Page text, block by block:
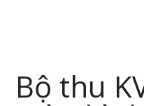
Bộ thu